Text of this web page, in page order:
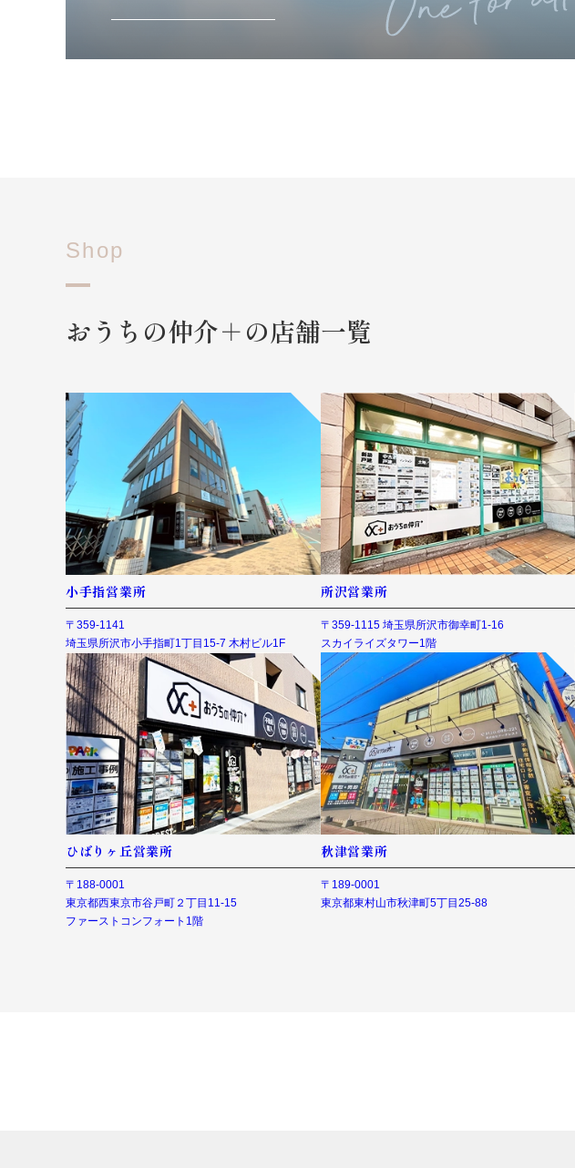
Shop
おうちの仲介＋の店舗一覧
小手指営業所
〒359-1141
埼玉県所沢市小手指町1丁目15-7 木村ビル1F
所沢営業所
〒359-1115 埼玉県所沢市御幸町1-16
スカイライズタワー1階
ひばりヶ丘営業所
〒188-0001
東京都西東京市谷戸町２丁目11-15
ファーストコンフォート1階
秋津営業所
〒189-0001
東京都東村山市秋津町5丁目25-88